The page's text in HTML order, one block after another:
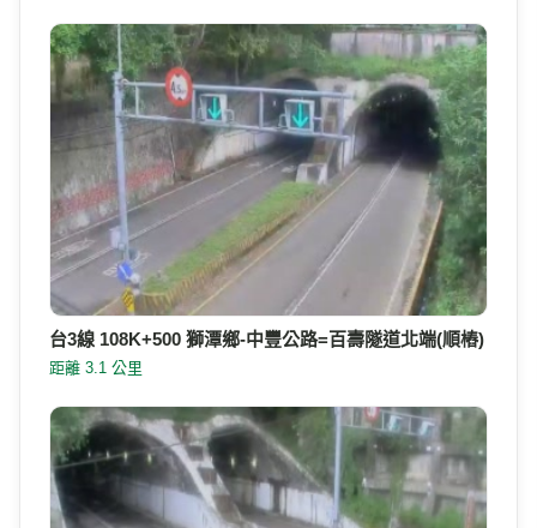
台3線 108K+500 獅潭鄉-中豐公路=百壽隧道北端(順樁)
距離 3.1 公里